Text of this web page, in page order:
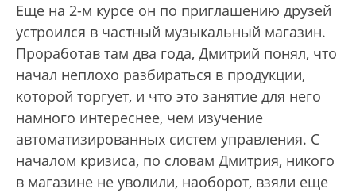
Еще на 2-м курсе он по приглашению друзей
устроился в частный музыкальный магазин.
Проработав там два года, Дмитрий понял, что
начал неплохо разбираться в продукции,
которой торгует, и что это занятие для него
намного интереснее, чем изучение
автоматизированных систем управления. С
началом кризиса, по словам Дмитрия, никого
в магазине не уволили, наоборот, взяли еще